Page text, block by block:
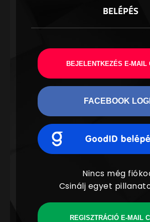
BELÉPÉS
BEJELENTKEZÉS E-MAIL
FACEBOOK
Nincs még
Csinálj egyet
REGISZTRÁCIÓ E-MAIL